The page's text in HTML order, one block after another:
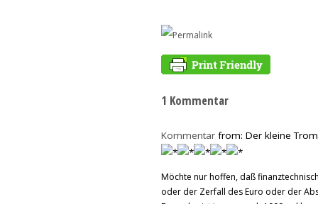
1 Kommentar
Kommentar from: Der kleine
Möchte nur hoffen, daß
oder der Zerfall des Euro oder der